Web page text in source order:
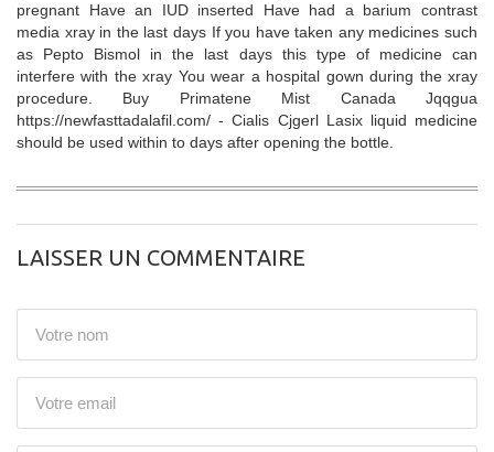
pregnant Have an IUD inserted Have had a barium contrast
media xray in the last days If you have taken any medicines such
as Pepto Bismol in the last days this type of medicine can
interfere with the xray You wear a hospital gown during the xray
procedure. Buy Primatene Mist Canada Jqqgua
https://newfasttadalafil.com/ - Cialis Cjgerl Lasix liquid medicine
should be used within to days after opening the bottle.
LAISSER UN COMMENTAIRE